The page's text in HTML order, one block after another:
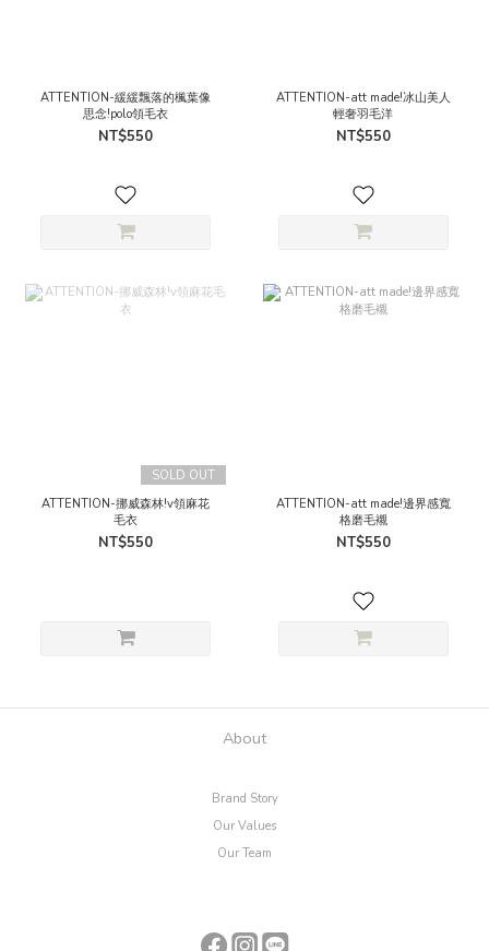
ATTENTION-緩緩飄落的楓葉像
思念!polo領毛衣
NT$550
ATTENTION-att made!冰山美人
輕奢羽毛洋
NT$550
SOLD OUT
ATTENTION-挪威森林!v領麻花
毛衣
NT$550
ATTENTION-att made!邊界感寬
格磨毛襯
NT$550
About
Brand Story
Our Values
Our Team